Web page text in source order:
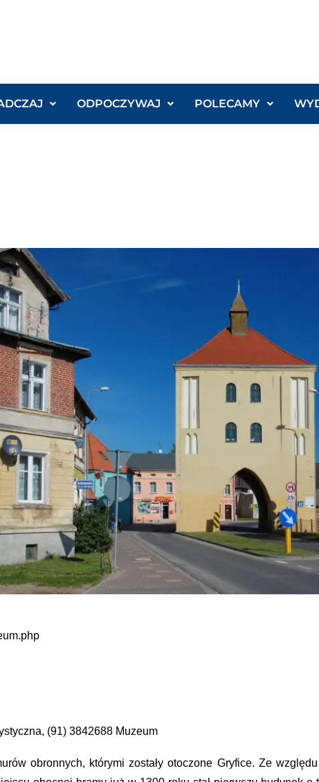
ODPOCZYWAJ POLECAMY
(91) 3842688 Muzeum
obronnych, którymi zostały otoczone Gryfice. Ze